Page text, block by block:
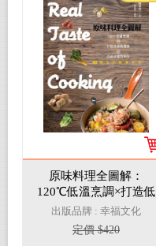
原味料理全圖解：
120℃低溫烹調×打造低
過敏體質×自然排毒抗
老化×60道安心飲食手
記
出版品牌 : 幸福文化
定價 $420